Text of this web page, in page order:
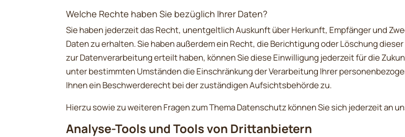
Welche Rechte haben Sie bezüglich Ihrer Daten?
Sie haben jederzeit das Recht, unentgeltlich Auskunft über Herkunft, Empfänger und
Daten zu erhalten. Sie haben außerdem ein Recht, die Berichtigung oder Löschung
zur Datenverarbeitung erteilt haben, können Sie diese Einwilligung jederzeit für die
unter bestimmten Umständen die Einschränkung der Verarbeitung Ihrer
Ihnen ein Beschwerderecht bei der zuständigen Aufsichtsbehörde zu.
Hierzu sowie zu weiteren Fragen zum Thema Datenschutz können Sie sich jederzeit an
Analyse-Tools und Tools von Dritt­anbietern